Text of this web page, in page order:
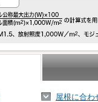
屋根に合わ